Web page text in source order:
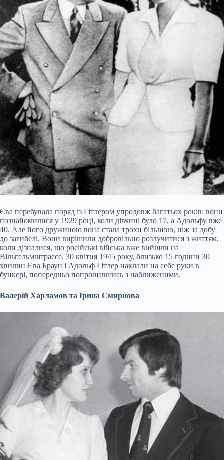
Єва перебувала поряд із Гітлером упродовж багатьох років: вони
познайомилися у 1929 році, коли дівчині було 17, а Адольфу вже
40. Але його дружиною вона стала трохи більшою, ніж за добу
до загибелі. Вони вирішили добровільно розлучитися з життям,
коли дізналися, що російські війська вже вийшли на
Вільгельмштрассе. 30 квітня 1945 року, близько 15 години 30
хвилин Єва Браун і Адольф Гітлер наклали на себе руки в
бункері, попередньо попрощавшись з наближеними.
Валерій Харламов та Ірина Смирнова